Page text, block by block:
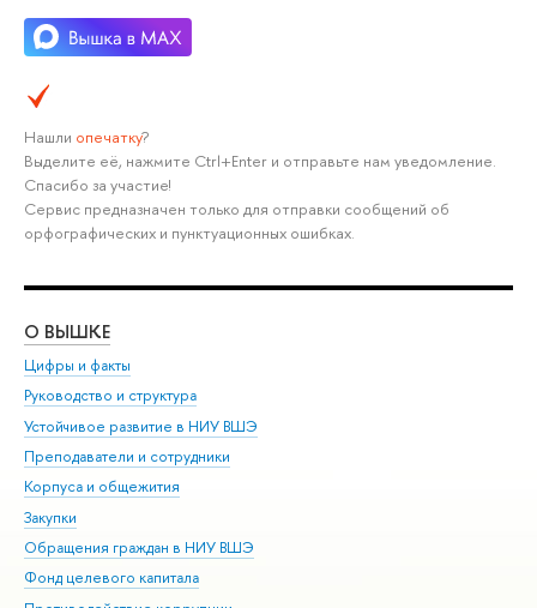
Нашли опечатку?
Выделите её, нажмите Ctrl+Enter и отправьте нам уведомление.
Спасибо за участие!
Сервис предназначен только для отправки сообщений об
орфографических и пунктуационных ошибках.
О ВЫШКЕ
Цифры и факты
Руководство и структура
Устойчивое развитие в НИУ ВШЭ
Преподаватели и сотрудники
Корпуса и общежития
Закупки
Обращения граждан в НИУ ВШЭ
Фонд целевого капитала